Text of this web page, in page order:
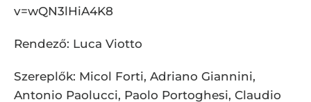
v=wQN3lHiA4K8
Rendező: Luca Viotto
Szereplők: Micol Forti, Adriano Giannini,
Antonio Paolucci, Paolo Portoghesi, Claudio